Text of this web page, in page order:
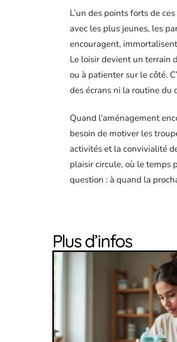
L’un des points forts de
avec les plus jeunes, les
encouragent,
Le loisir devient un terrain
ou à patienter sur le côté.
des écrans ni la routine du
Quand l’aménagement
besoin de motiver les
activités et la convivialité
plaisir circule, où le temps
question : à quand la
Plus d’infos